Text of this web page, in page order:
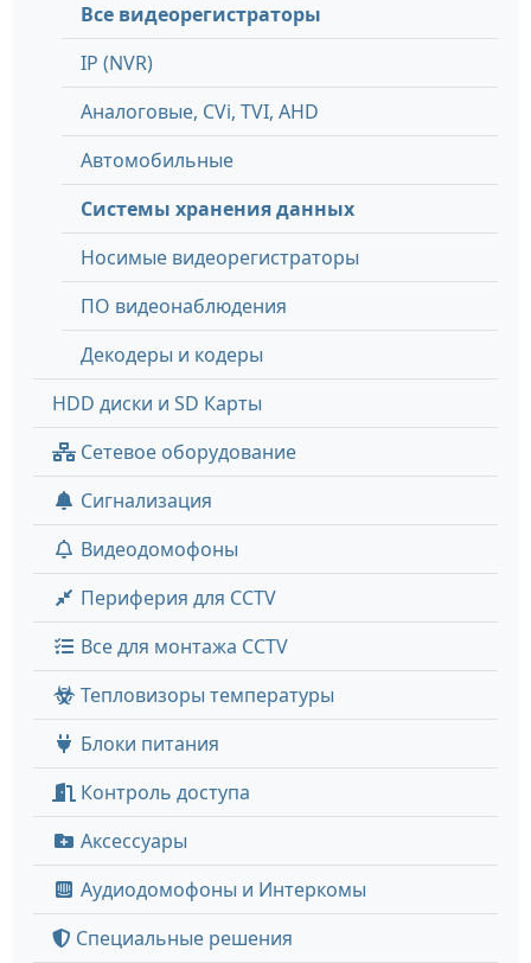
Все видеорегистраторы
IP (NVR)
Аналоговые, СVi, TVI, AHD
Автомобильные
Системы хранения данных
Носимые видеорегистраторы
ПО видеонаблюдения
Декодеры и кодеры
HDD диски и SD Карты
Сетевое оборудование
Сигнализация
Видеодомофоны
Периферия для CCTV
Все для монтажа CCTV
Тепловизоры температуры
Блоки питания
Контроль доступа
Аксессуары
Аудиодомофоны и Интеркомы
Специальные решения